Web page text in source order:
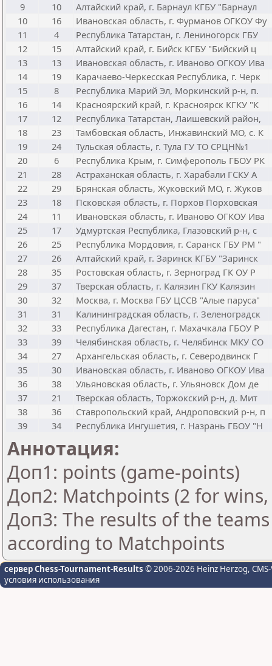
9
10
Алтайский край, г. Барнаул КГБУ "Барнаул
10
16
Ивановская область, г. Фурманов ОГКОУ Фу
11
4
Республика Татарстан, г. Лениногорск ГБУ
12
15
Алтайский край, г. Бийск КГБУ "Бийский ц
13
13
Ивановская область, г. Иваново ОГКОУ Ива
14
19
Карачаево-Черкесская Республика, г. Черк
15
8
Республика Марий Эл, Моркинский р-н, п.
16
14
Красноярский край, г. Красноярск КГКУ "К
17
12
Республика Татарстан, Лаишевский район,
18
23
Тамбовская область, Инжавинский МО, с. К
19
24
Тульская область, г. Тула ГУ ТО СРЦН№1
20
6
Республика Крым, г. Симферополь ГБОУ РК
21
28
Астраханская область, г. Харабали ГСКУ А
22
29
Брянская область, Жуковский МО, г. Жуков
23
18
Псковская область, г. Порхов Порховская
24
11
Ивановская область, г. Иваново ОГКОУ Ива
25
17
Удмуртская Республика, Глазовский р-н, с
26
25
Республика Мордовия, г. Саранск ГБУ РМ "
27
26
Алтайский край, г. Заринск КГБУ "Заринск
28
35
Ростовская область, г. Зерноград ГК ОУ Р
29
37
Тверская область, г. Калязин ГКУ Калязин
30
32
Москва, г. Москва ГБУ ЦССВ "Алые паруса"
31
31
Калининградская область, г. Зеленоградск
32
33
Республика Дагестан, г. Махачкала ГБОУ Р
33
39
Челябинская область, г. Челябинск МКУ СО
34
27
Архангельская область, г. Северодвинск Г
35
30
Ивановская область, г. Иваново ОГКОУ Ива
36
38
Ульяновская область, г. Ульяновск Дом де
37
21
Тверская область, Торжокский р-н, д. Мит
38
36
Ставропольский край, Андроповский р-н, п
39
34 Республика Ингушетия, г. Назрань ГБОУ "Н
Аннотация:
Доп1: points (game-points)
Доп2: Matchpoints (2 for
Доп3: The results of the
according to Matchpoints
сервер Chess-Tournament-Results © 2006-2026 Heinz Herzog,
условия использования